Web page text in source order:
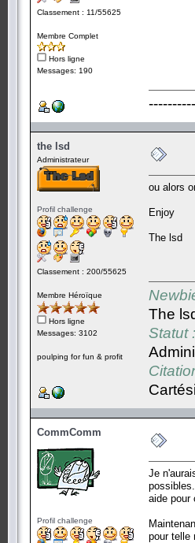
Classement : 11/55625
Membre Complet
Hors ligne
Messages: 190
the lsd
Administrateur
Profil challenge
Classement : 200/55625
Membre Héroïque
Hors ligne
Messages: 3102
poulping for fun & profit
ou alors
Enjoy
The lsd
The
Statut :
CommComm
Profil challenge
Je
aide pour
pour telle